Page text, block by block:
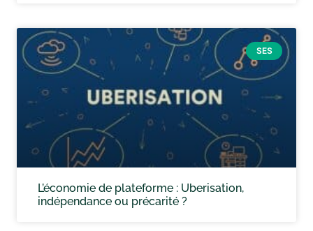
SES
L’économie de plateforme : Uberisation,
indépendance ou précarité ?